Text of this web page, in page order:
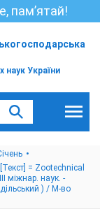
пам’ятай!
наук України
= Zootechnical
міжнар. наук. -
) / М-во